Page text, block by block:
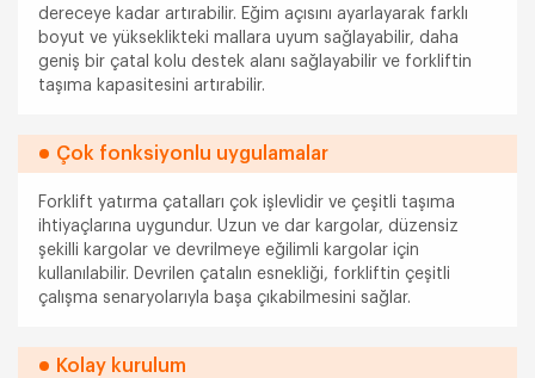
dereceye kadar artırabilir. Eğim açısını ayarlayarak farklı
boyut ve yükseklikteki mallara uyum sağlayabilir, daha
geniş bir çatal kolu destek alanı sağlayabilir ve forkliftin
taşıma kapasitesini artırabilir.
Çok fonksiyonlu uygulamalar
Forklift yatırma çatalları çok işlevlidir ve çeşitli taşıma
ihtiyaçlarına uygundur. Uzun ve dar kargolar, düzensiz
şekilli kargolar ve devrilmeye eğilimli kargolar için
kullanılabilir. Devrilen çatalın esnekliği, forkliftin çeşitli
çalışma senaryolarıyla başa çıkabilmesini sağlar.
Kolay kurulum